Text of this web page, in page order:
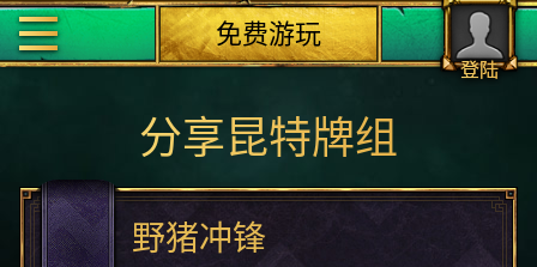
登陆
免费游玩
分享昆特牌组
野猪冲锋